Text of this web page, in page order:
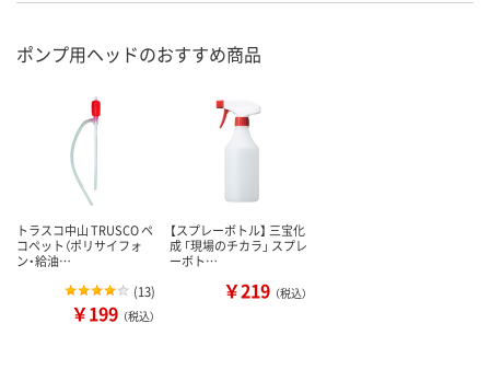
ポンプ用ヘッドのおすすめ商品
トラスコ中山 TRUSCO ペ
コペット（ポリサイフォ
ン・給油…
(13)
￥199 （税込）
【スプレーボトル】 三宝化
成 「現場のチカラ」 スプレ
ーボト…
￥219 （税込）